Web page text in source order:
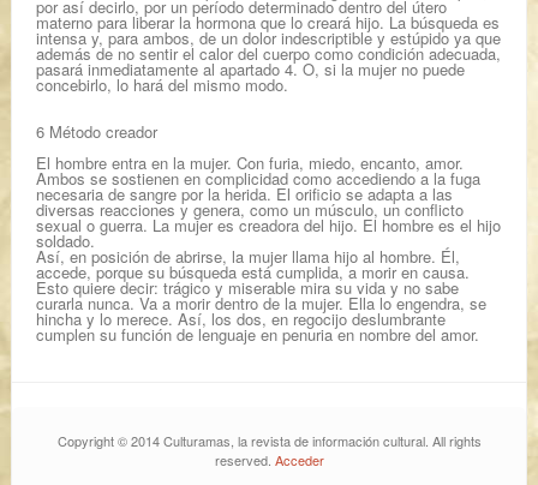
por así decirlo, por un período determinado dentro del útero
materno para liberar la hormona que lo creará hijo. La búsqueda es
intensa y, para ambos, de un dolor indescriptible y estúpido ya que
además de no sentir el calor del cuerpo como condición adecuada,
pasará inmediatamente al apartado 4. O, si la mujer no puede
concebirlo, lo hará del mismo modo.
6 Método creador
El hombre entra en la mujer. Con furia, miedo, encanto, amor.
Ambos se sostienen en complicidad como accediendo a la fuga
necesaria de sangre por la herida. El orificio se adapta a las
diversas reacciones y genera, como un músculo, un conflicto
sexual o guerra. La mujer es creadora del hijo. El hombre es el hijo
soldado.
Así, en posición de abrirse, la mujer llama hijo al hombre. Él,
accede, porque su búsqueda está cumplida, a morir en causa.
Esto quiere decir: trágico y miserable mira su vida y no sabe
curarla nunca. Va a morir dentro de la mujer. Ella lo engendra, se
hincha y lo merece. Así, los dos, en regocijo deslumbrante
cumplen su función de lenguaje en penuria en nombre del amor.
Copyright © 2014 Culturamas, la revista de información cultural. All rights
reserved. Acceder